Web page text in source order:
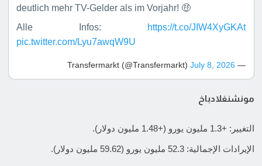
deutlich mehr TV-Gelder als im Vorjahr! 🤑
Alle Infos:
https://t.co/JIW4XyGKAt
pic.twitter.com/Lyu7awqW9U
— Transfermarkt (@Transfermarkt)
July 8, 2026
مونشنغلادباخ
التغيير: +1.3 مليون يورو (+1.48 مليون دولار).
الإيرادات الإجمالية: 52.3 مليون يورو (59.62 مليون دولار).